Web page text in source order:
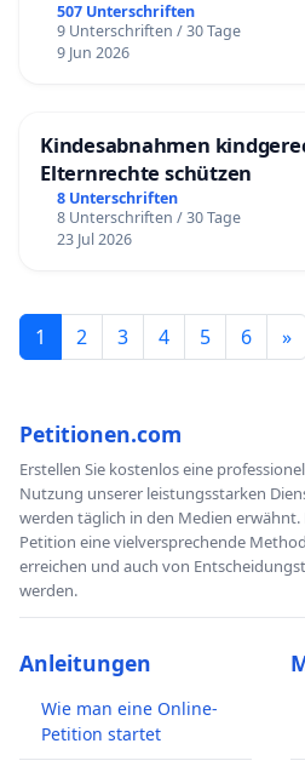
507 Unterschriften
9 Unterschriften / 30 Tage
9 Jun 2026
Kindesabnahmen
Elternrechte schützen
8 Unterschriften
8 Unterschriften / 30 Tage
23 Jul 2026
1 2 3 4 5 6 »
Petitionen.com
Erstellen Sie kostenlos eine
Nutzung unserer leistungsstarken
werden täglich in den Medien erwähnt.
Petition eine vielversprechende
erreichen und auch von
werden.
Anleitungen
Wie man eine Online-
Petition startet